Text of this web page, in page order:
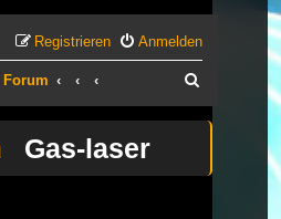
Anmelden
Registrieren
Forum
Gas-laser